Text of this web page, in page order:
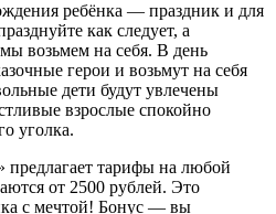
ребёнка — праздник и для
как следует, а
возьмем на себя. В день
герои и возьмут на себя
дети будут увлечены
взрослые спокойно
уголка.
предлагает тарифы на любой
от 2500 рублей. Это
с мечтой! Бонус — вы